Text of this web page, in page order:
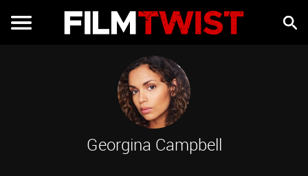
Georgina Campbell